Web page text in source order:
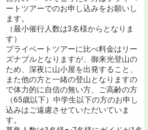
ートツアーでのお申し込みをお願いし
ます。
（最小催行人数は3名様からとなりま
す）
プライベートツアーに比べ料金はリー
ズナブルとなりますが、御来光登山の
ため、深夜に山小屋を出発すること、
また他の方と一緒の登山となりますの
で体力的に自信の無い方、ご高齢の方
（65歳以下）中学生以下の方のお申し
込みはご遠慮させていただいていま
す。